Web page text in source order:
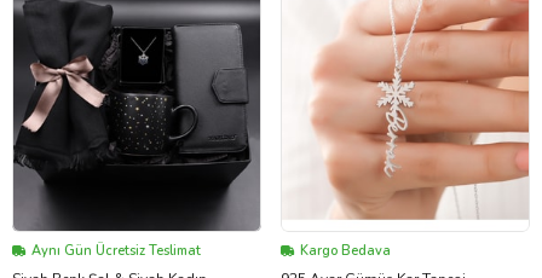
Aynı Gün Ücretsiz Teslimat Kargo Bedava